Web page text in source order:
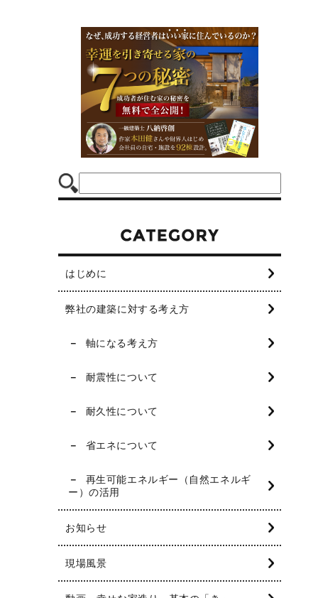
はじめに
弊社の建築に対する考え方
軸になる考え方
耐震性について
耐久性について
省エネについて
再生可能エネルギー（自然エネルギ
ー）の活用
お知らせ
現場風景